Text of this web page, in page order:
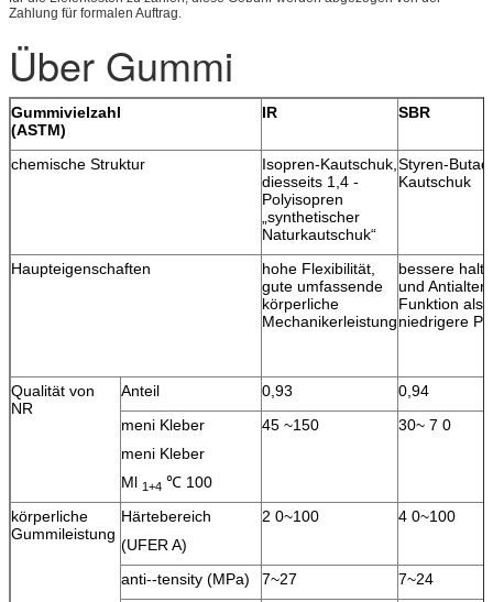
Zahlung für formalen Auftrag.
Über Gummi
Gummivielzahl
(ASTM)
IR SBR
chemische Struktur
Isopren-Kautschuk,
diesseits 1,4 -
Polyisopren
„synthetischer
Naturkautschuk“
Styren-
Kautschuk
Haupteigenschaften
hohe Flexibilität,
gute umfassende
körperliche
Mechanikerleistung
bessere
und Antialtern
Funktion als
niedrigere
Qualität von
NR
Anteil 0,93
0,94
meni Kleber
meni Kleber
Ml 1+4 ℃ 100
45 ~150 30~ 7 0
körperliche
Gummileistung
Härtebereich
(UFER A)
2 0~100 4 0~100
anti--tensity (MPa) 7~27
7~24